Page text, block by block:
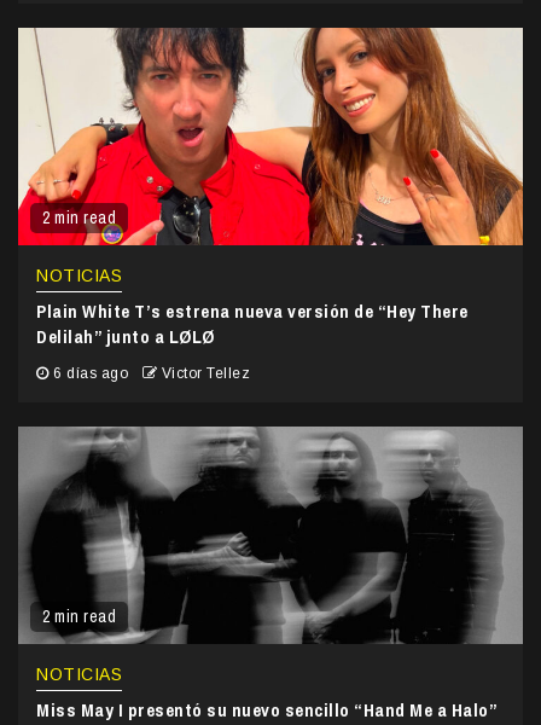
2 min read
NOTICIAS
Plain White T’s estrena nueva versión de “Hey There
Delilah” junto a LØLØ
6 días ago Victor Tellez
2 min read
NOTICIAS
Miss May I presentó su nuevo sencillo “Hand Me a Halo”